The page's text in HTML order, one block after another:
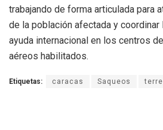
trabajando de forma articulada para
de la población afectada y coordinar
ayuda internacional en los centros
aéreos habilitados.
Etiquetas: caracas Saqueos